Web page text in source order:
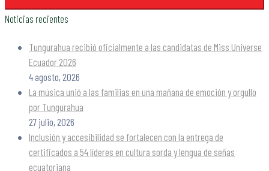
Noticias recientes
Tungurahua recibió oficialmente a las candidatas de Miss Universe
Ecuador 2026
4 agosto, 2026
La música unió a las familias en una mañana de emoción y orgullo
por Tungurahua
27 julio, 2026
Inclusión y accesibilidad se fortalecen con la entrega de
certificados a 54 líderes en cultura sorda y lengua de señas
ecuatoriana